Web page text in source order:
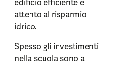
edificio efficiente e
attento al risparmio
idrico.
Spesso gli investimenti
nella scuola sono a